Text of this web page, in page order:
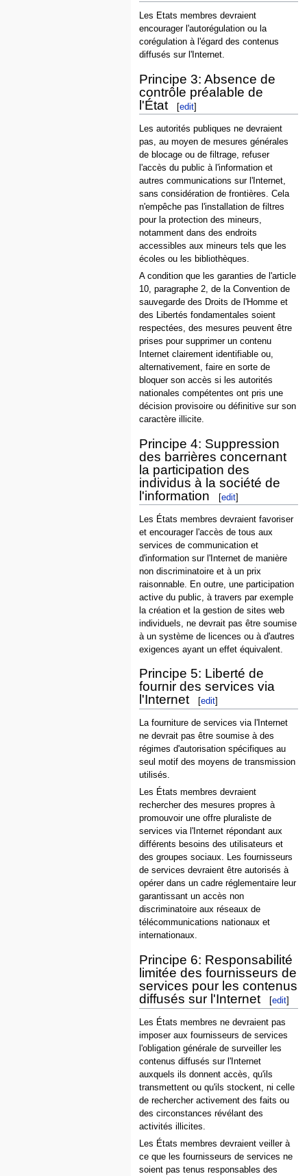
Les Etats membres devraient
encourager l'autorégulation ou la
corégulation à l'égard des contenus
diffusés sur l'Internet.
Principe 3: Absence de
contrôle préalable de
l'État
[edit]
Les autorités publiques ne devraient
pas, au moyen de mesures générales
de blocage ou de filtrage, refuser
l'accès du public à l'information et
autres communications sur l'Internet,
sans considération de frontières. Cela
n'empêche pas l'installation de filtres
pour la protection des mineurs,
notamment dans des endroits
accessibles aux mineurs tels que les
écoles ou les bibliothèques.
A condition que les garanties de l'article
10, paragraphe 2, de la Convention de
sauvegarde des Droits de l'Homme et
des Libertés fondamentales soient
respectées, des mesures peuvent être
prises pour supprimer un contenu
Internet clairement identifiable ou,
alternativement, faire en sorte de
bloquer son accès si les autorités
nationales compétentes ont pris une
décision provisoire ou définitive sur son
caractère illicite.
Principe 4: Suppression
des barrières concernant
la participation des
individus à la société de
l'information
[edit]
Les États membres devraient favoriser
et encourager l'accès de tous aux
services de communication et
d'information sur l'Internet de manière
non discriminatoire et à un prix
raisonnable. En outre, une participation
active du public, à travers par exemple
la création et la gestion de sites web
individuels, ne devrait pas être soumise
à un système de licences ou à d'autres
exigences ayant un effet équivalent.
Principe 5: Liberté de
fournir des services via
l'Internet
[edit]
La fourniture de services via l'Internet
ne devrait pas être soumise à des
régimes d'autorisation spécifiques au
seul motif des moyens de transmission
utilisés.
Les États membres devraient
rechercher des mesures propres à
promouvoir une offre pluraliste de
services via l'Internet répondant aux
différents besoins des utilisateurs et
des groupes sociaux. Les fournisseurs
de services devraient être autorisés à
opérer dans un cadre réglementaire leur
garantissant un accès non
discriminatoire aux réseaux de
télécommunications nationaux et
internationaux.
Principe 6: Responsabilité
limitée des fournisseurs de
services pour les contenus
diffusés sur l'Internet
[edit]
Les États membres ne devraient pas
imposer aux fournisseurs de services
l'obligation générale de surveiller les
contenus diffusés sur l'Internet
auxquels ils donnent accès, qu'ils
transmettent ou qu'ils stockent, ni celle
de rechercher activement des faits ou
des circonstances révélant des
activités illicites.
Les États membres devraient veiller à
ce que les fournisseurs de services ne
soient pas tenus responsables des